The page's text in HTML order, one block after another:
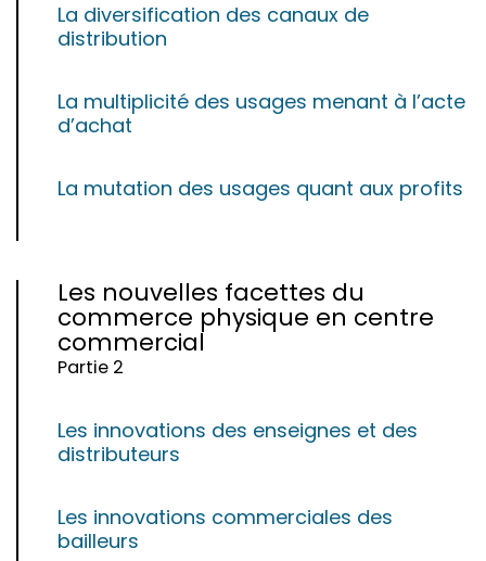
La diversification des canaux de
distribution
La multiplicité des usages menant à l’acte
d’achat
La mutation des usages quant aux profits
Les nouvelles facettes du
commerce physique en centre
commercial
Partie 2
Les innovations des enseignes et des
distributeurs
Les innovations commerciales des
bailleurs